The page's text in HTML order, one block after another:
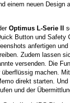
einem neuen Design
Optimus L-Serie II
Button und Safety
anfertigen
Zudem lassen
versenden. Die
machen.
direkt starten.
und der